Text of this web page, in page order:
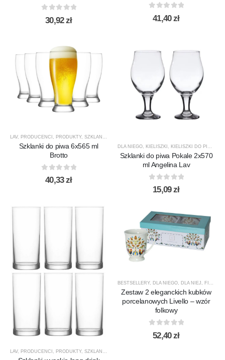
out of 5
30,92zł
out of 5
41,40zł
LAV, PRODUCENCI PRODUKTY, SZKLANKI
Szklanki do piwa 6x565 ml
Brotto
out of 5
40,33zł
DLA NIEGO KIELISZKI KIELISZKI DO PIWA
Szklanki do piwa Pokale 2x570
ml Angelina Lav
out of 5
15,09zł
LAV, PRODUCENCI , PRODUKTY, SZKLANKI
BESTSELLERY, DLA NIEGO, DLA NIEJ , FILIŻANKI / KUBKI
Zestaw 2 eleganckich kubków
porcelanowych Livello – wzór
folkowy
out of 5
52,40zł